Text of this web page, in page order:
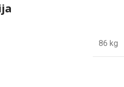
86 kg